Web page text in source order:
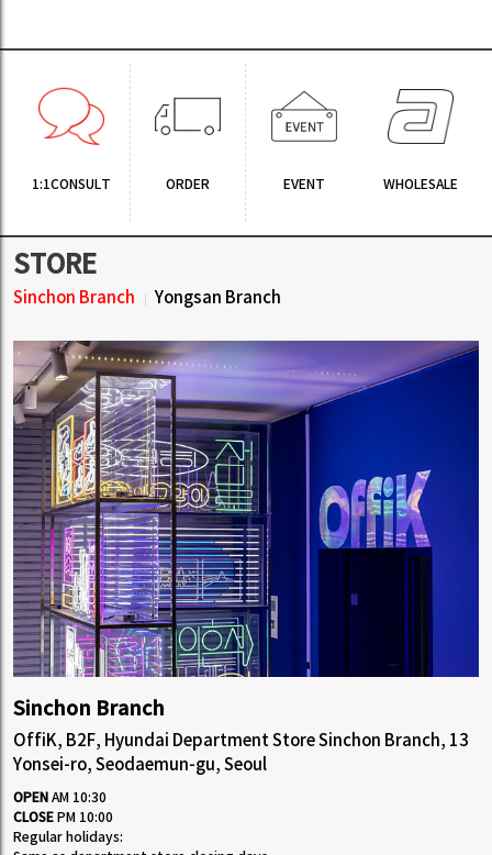
1:1CONSULT ORDER EVENT WHOLESALE
STORE
Sinchon Branch Yongsan Branch
Sinchon Branch
OffiK, B2F, Hyundai Department Store Sinchon Branch, 13
Yonsei-ro, Seodaemun-gu, Seoul
OPEN AM 10:30
CLOSE PM 10:00
Regular holidays: